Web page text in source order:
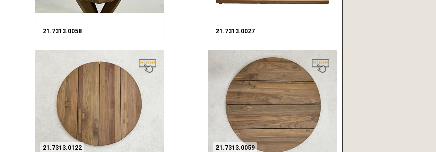
21.7313.0058 21.7313.0027
21.7313.0122 21.7313.0059